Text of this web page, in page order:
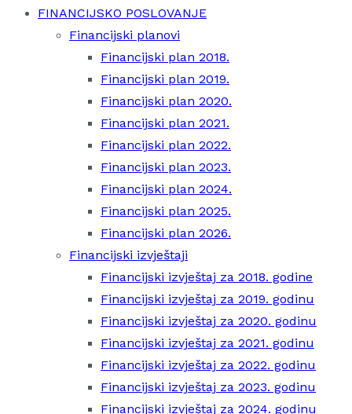
FINANCIJSKO POSLOVANJE
Financijski planovi
Financijski plan 2018.
Financijski plan 2019.
Financijski plan 2020.
Financijski plan 2021.
Financijski plan 2022.
Financijski plan 2023.
Financijski plan 2024.
Financijski plan 2025.
Financijski plan 2026.
Financijski izvještaji
Financijski izvještaj za 2018. godine
Financijski izvještaj za 2019. godinu
Financijski izvještaj za 2020. godinu
Financijski izvještaj za 2021. godinu
Financijski izvještaj za 2022. godinu
Financijski izvještaj za 2023. godinu
Financijski izvještaj za 2024. godinu